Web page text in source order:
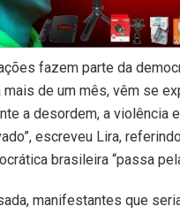
fazem parte da
mais de um mês, vêm se
a desordem, a violência
escreveu Lira,
brasileira “passa
manifestantes que